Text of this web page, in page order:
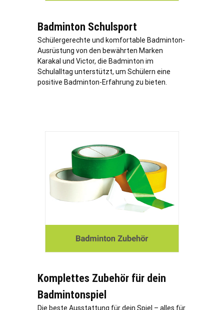
Badminton Schulsport
Schülergerechte und komfortable Badminton-
Ausrüstung von den bewährten Marken
Karakal und Victor, die Badminton im
Schulalltag unterstützt, um Schülern eine
positive Badminton-Erfahrung zu bieten.
Komplettes Zubehör für dein
Badmintonspiel
Die beste Ausstattung für dein Spiel – alles für